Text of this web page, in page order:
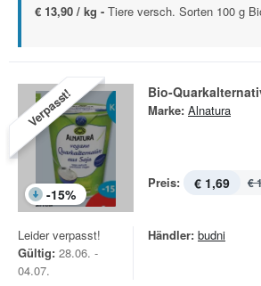
€ 13,90 / kg - Tiere versch. Sorten 100 g
Verpasst!
-15%
Bio-
Marke: Alnatura
Preis: € 1,69 €
Leider verpasst!
Gültig: 28.06. -
04.07.
Händler: budni